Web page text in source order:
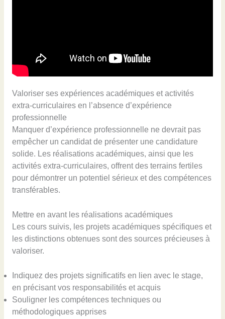
Valoriser ses expériences académiques et activités
extra-curriculaires en l’absence d’expérience
professionnelle
Manquer d’expérience professionnelle ne devrait pas
empêcher un candidat de présenter une candidature
solide. Les réalisations académiques, ainsi que les
activités extra-curriculaires, offrent des terrains fertiles
pour démontrer un potentiel sérieux et des compétences
transférables.
Mettre en avant les réalisations académiques
Les cours suivis, les projets académiques spécifiques et
les distinctions obtenues sont des sources précieuses à
valoriser.
Indiquez des projets significatifs en lien avec le stage,
en précisant vos responsabilités et acquis
Souligner les compétences techniques ou
méthodologiques apprises